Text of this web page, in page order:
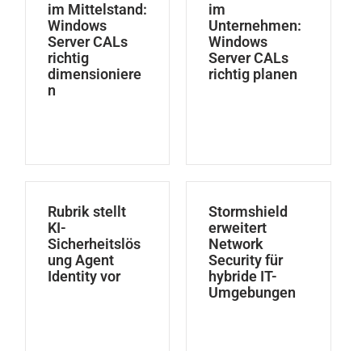
im Mittelstand:
Windows
Server CALs
richtig
dimensioniere
n
im
Unternehmen:
Windows
Server CALs
richtig planen
Rubrik stellt
KI-
Sicherheitslös
ung Agent
Identity vor
Stormshield
erweitert
Network
Security für
hybride IT-
Umgebungen